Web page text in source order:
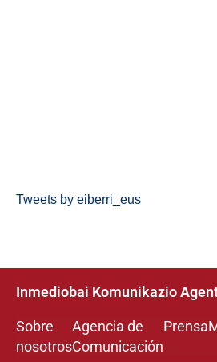
Tweets by eiberri_eus
Inmediobai Komunikazio
Sobre
nosotros
Agencia de
Comunicación
Prensa